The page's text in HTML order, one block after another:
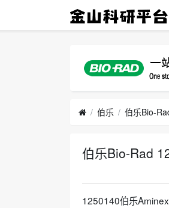
伯乐 伯乐Bio-
伯乐Bio-Rad
1250140伯乐